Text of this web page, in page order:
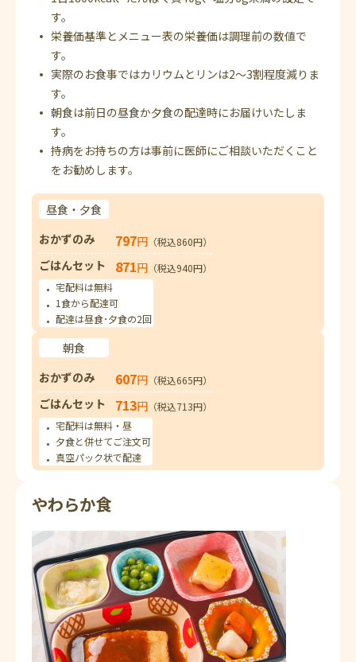
す。
栄養価基準とメニュー表の栄養価は調理前の数値で
す。
実際のお食事ではカリウムとリンは2～3割程度減りま
す。
朝食は前日の昼食か夕食の配達時にお届けいたしま
す。
持病をお持ちの方は事前に医師にご相談いただくこと
をお勧めします。
昼食・夕食
おかずのみ
797円 （税込860円）
ごはんセット 871円 （税込940円）
宅配料は無料
1食から配達可
配達は昼食･夕食の2回
朝食
おかずのみ
607円 （税込665円）
ごはんセット 713円 （税込713円）
宅配料は無料・昼
夕食と併せてご注文可
真空パック状で配達
やわらか食